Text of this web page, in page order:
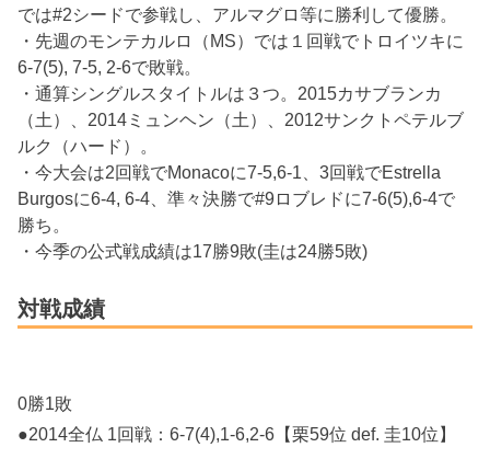
では#2シードで参戦し、アルマグロ等に勝利して優勝。
・先週のモンテカルロ（MS）では１回戦でトロイツキに
6-7(5), 7-5, 2-6で敗戦。
・通算シングルスタイトルは３つ。2015カサブランカ
（土）、2014ミュンヘン（土）、2012サンクトペテルブ
ルク（ハード）。
・今大会は2回戦でMonacoに7-5,6-1、3回戦でEstrella
Burgosに6-4, 6-4、準々決勝で#9ロブレドに7-6(5),6-4で
勝ち。
・今季の公式戦成績は17勝9敗(圭は24勝5敗)
対戦成績
0勝1敗
●2014全仏 1回戦：6-7(4),1-6,2-6【栗59位 def. 圭10位】